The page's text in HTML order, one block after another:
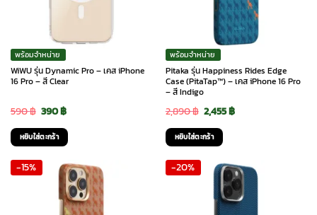
พร้อมจำหน่าย
WiWU รุ่น Dynamic Pro – เคส iPhone
16 Pro – สี Clear
590฿ Original
price
was:
590 ฿.
390฿Current
price
is:
390 ฿.
หยิบใส่ตะกร้า
พร้อมจำหน่าย
Pitaka รุ่น Happiness Rides Edge
Case (PitaTap™) – เคส iPhone 16 Pro
– สี Indigo
2,890฿ Original
price
was:
2,890 ฿.
2,455฿Current
2,455 ฿.
หยิบใส่ตะกร้า
-15% -20%